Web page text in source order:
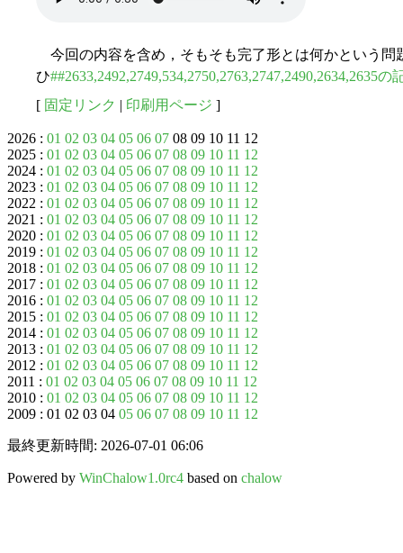
今回の内容を含め，そもそも完了形とは何かという問
ひ##2633,2492,2749,534,2750,2763,2747,2490,2634,2635の
[ 固定リンク | 印刷用ページ ]
2026 : 01 02 03 04 05 06 07 08 09 10 11 12
2025 : 01 02 03 04 05 06 07 08 09 10 11 12
2024 : 01 02 03 04 05 06 07 08 09 10 11 12
2023 : 01 02 03 04 05 06 07 08 09 10 11 12
2022 : 01 02 03 04 05 06 07 08 09 10 11 12
2021 : 01 02 03 04 05 06 07 08 09 10 11 12
2020 : 01 02 03 04 05 06 07 08 09 10 11 12
2019 : 01 02 03 04 05 06 07 08 09 10 11 12
2018 : 01 02 03 04 05 06 07 08 09 10 11 12
2017 : 01 02 03 04 05 06 07 08 09 10 11 12
2016 : 01 02 03 04 05 06 07 08 09 10 11 12
2015 : 01 02 03 04 05 06 07 08 09 10 11 12
2014 : 01 02 03 04 05 06 07 08 09 10 11 12
2013 : 01 02 03 04 05 06 07 08 09 10 11 12
2012 : 01 02 03 04 05 06 07 08 09 10 11 12
2011 : 01 02 03 04 05 06 07 08 09 10 11 12
2010 : 01 02 03 04 05 06 07 08 09 10 11 12
2009 : 01 02 03 04 05 06 07 08 09 10 11 12
最終更新時間: 2026-07-01 06:06
Powered by WinChalow1.0rc4 based on chalow